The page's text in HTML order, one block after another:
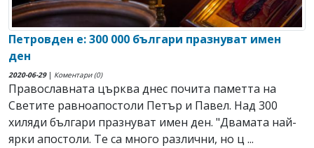
Петровден е: 300 000 българи празнуват имен
ден
2020-06-29| Коментари (0)
Православната църква днес почита паметта на
Светите равноапостоли Петър и Павел. Над 300
хиляди българи празнуват имен ден. "Двамата най-
ярки апостоли. Те са много различни, но ц ...